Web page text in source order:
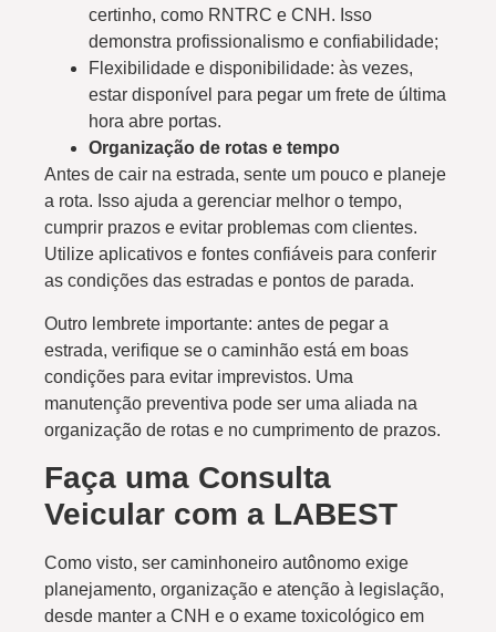
certinho, como RNTRC e CNH. Isso
demonstra profissionalismo e confiabilidade;
Flexibilidade e disponibilidade: às vezes,
estar disponível para pegar um frete de última
hora abre portas.
Organização de rotas e tempo
Antes de cair na estrada, sente um pouco e planeje
a rota. Isso ajuda a gerenciar melhor o tempo,
cumprir prazos e evitar problemas com clientes.
Utilize aplicativos e fontes confiáveis para conferir
as condições das estradas e pontos de parada.
Outro lembrete importante: antes de pegar a
estrada, verifique se o caminhão está em boas
condições para evitar imprevistos. Uma
manutenção preventiva pode ser uma aliada na
organização de rotas e no cumprimento de prazos.
Faça uma Consulta
Veicular com a LABEST
Como visto, ser caminhoneiro autônomo exige
planejamento, organização e atenção à legislação,
desde manter a CNH e o exame toxicológico em